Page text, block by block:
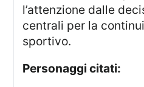
l’attenzione dalle
centrali per la
sportivo.
Personaggi citati: